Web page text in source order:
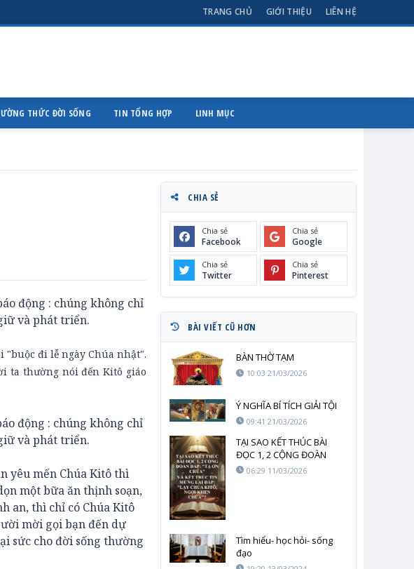
TRANG CHỦ GIỚI THIỆU LIÊN HỆ
THỨC ĐỜI SỐNG TIN TỔNG HỢP LINH MỤC
động : chúng không chỉ
và phát triển.
đi lễ ngày Chúa nhật".
ta thường nói đến Kitô giáo
động : chúng không chỉ
và phát triển.
yêu mến Chúa Kitô thì
một bữa ăn thịnh soạn,
an, thì chỉ có Chúa Kitô
mời gọi bạn đến dự
sức cho đời sống thường
CHIA SẺ
Chia sẻ
Facebook
Chia sẻ
Google
Chia sẻ
Twitter
Chia sẻ
Pinterest
BÀI VIẾT CŨ HƠN
BÀN THỜ TẠM
10:03 21/03/2026
Ý NGHĨA BÍ TÍCH GIẢI TỘI
09:41 21/03/2026
TẠI SAO KẾT THÚC BÀI
ĐỌC 1, 2 CỘNG ĐOÀN
ĐÁP: “TẠ ƠN CHÚA” VÀ KẾT
06:29 11/03/2026
Tìm hiểu- học hỏi- sống
đạo